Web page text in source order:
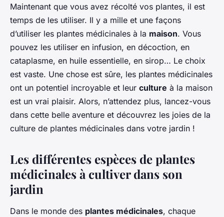
Maintenant que vous avez récolté vos plantes, il est
temps de les utiliser. Il y a mille et une façons
d’utiliser les plantes médicinales à la maison. Vous
pouvez les utiliser en infusion, en décoction, en
cataplasme, en huile essentielle, en sirop… Le choix
est vaste. Une chose est sûre, les plantes médicinales
ont un potentiel incroyable et leur culture à la maison
est un vrai plaisir. Alors, n’attendez plus, lancez-vous
dans cette belle aventure et découvrez les joies de la
culture de plantes médicinales dans votre jardin !
Les différentes espèces de plantes
médicinales à cultiver dans son
jardin
Dans le monde des plantes médicinales, chaque